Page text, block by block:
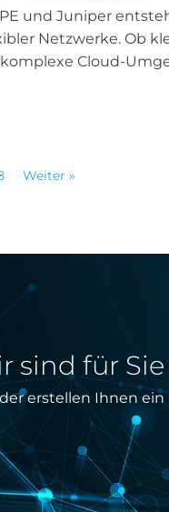
und Juniper
Netzwerke. Ob
Cloud-
Weiter »
sind für Sie
erstellen Ihnen